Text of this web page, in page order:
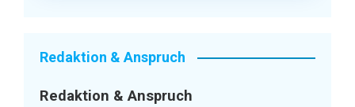
Redaktion & Anspruch
Redaktion & Anspruch